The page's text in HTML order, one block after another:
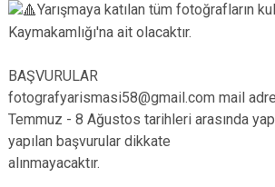
Yarışmaya katılan tüm fotoğrafların
Kaymakamlığı'na ait olacaktır.
BAŞVURULAR
fotografyarismasi58@gmail.com mail
Temmuz - 8 Ağustos tarihleri arasında
yapılan başvurular dikkate
alınmayacaktır.